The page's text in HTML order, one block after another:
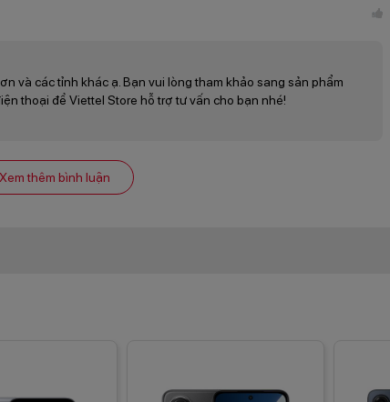
camera kép phía sau gồm: cảm biến chính 50MP và cảm biến
một số smartphone khác nhưng với các bạn hoàn toàn có thể an
chính 50MP cho ảnh chụp sắc nét và camera macro giúp khám
hình siêu độc đáo.
và các tỉnh khác ạ. Bạn vui lòng tham khảo sang sản phẩm
thoại để Viettel Store hỗ trợ tư vấn cho bạn nhé!
Xem thêm bình luận